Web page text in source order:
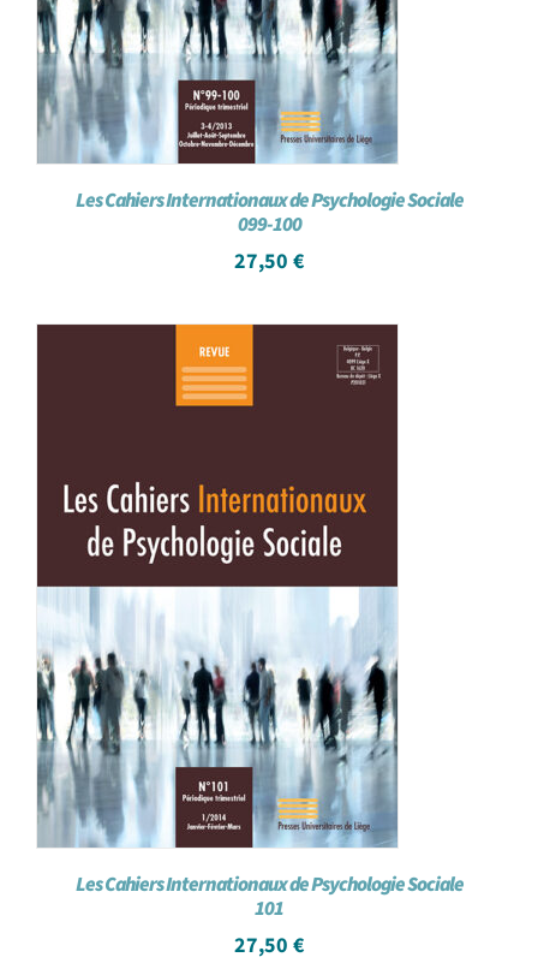
Les Cahiers Internationaux de Psychologie Sociale
099-100
27,50 €
Les Cahiers Internationaux de Psychologie Sociale
101
27,50 €